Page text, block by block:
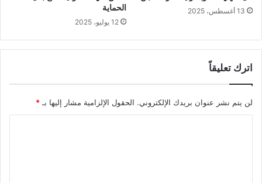
13 أغسطس، 2025
الحماية
12 يوليو، 2025
اترك تعليقاً
لن يتم نشر عنوان بريدك الإلكتروني. الحقول الإلزامية مشار إليها بـ *